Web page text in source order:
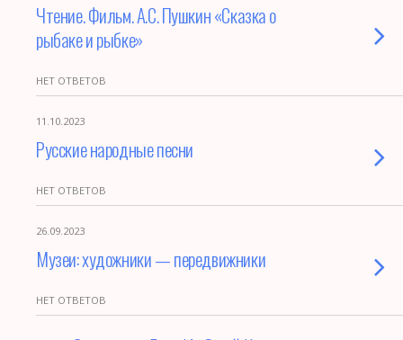
Чтение. Фильм. А.С. Пушкин «Сказка о
рыбаке и рыбке»
НЕТ ОТВЕТОВ
11.10.2023
Русские народные песни
НЕТ ОТВЕТОВ
26.09.2023
Музеи: художники — передвижники
НЕТ ОТВЕТОВ